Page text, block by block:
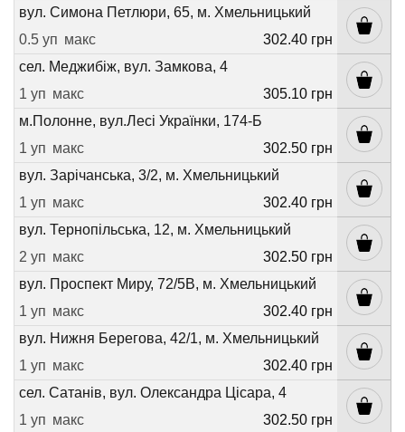
вул. Симона Петлюри, 65, м. Хмельницький
0.5 уп макс
302.40 грн
сел. Меджибіж, вул. Замкова, 4
1 уп макс
305.10 грн
м.Полонне, вул.Лесі Українки, 174-Б
1 уп макс
302.50 грн
вул. Зарічанська, 3/2, м. Хмельницький
1 уп макс
302.40 грн
вул. Тернопільська, 12, м. Хмельницький
2 уп макс
302.50 грн
вул. Проспект Миру, 72/5В, м. Хмельницький
1 уп макс
302.40 грн
вул. Нижня Берегова, 42/1, м. Хмельницький
1 уп макс
302.40 грн
сел. Сатанів, вул. Олександра Цісара, 4
1 уп макс
302.50 грн